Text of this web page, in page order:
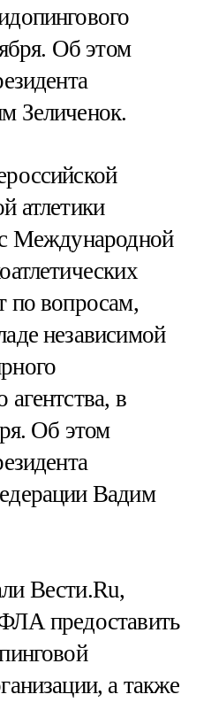
Об этом
Зеличенок.
атлетики
Международной
по вопросам,
независимой
агентства, в
Об этом
Вадим
Вести.Ru,
предоставить
а также